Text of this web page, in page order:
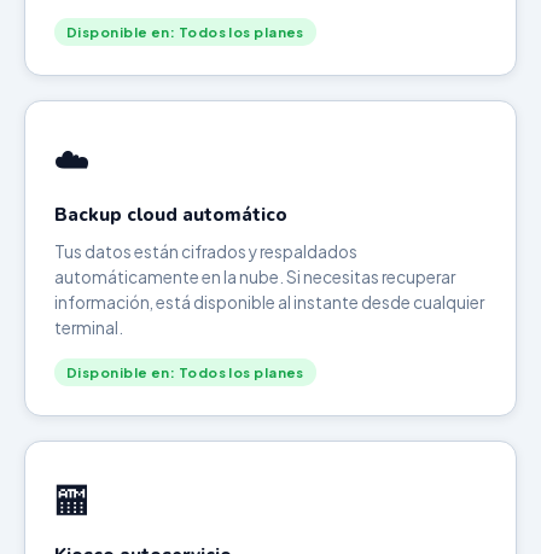
Disponible en: Todos los planes
☁️
Backup cloud automático
Tus datos están cifrados y respaldados
automáticamente en la nube. Si necesitas recuperar
información, está disponible al instante desde cualquier
terminal.
Disponible en: Todos los planes
🏧